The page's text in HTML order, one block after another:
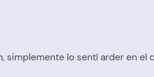
lo sentí arder en el